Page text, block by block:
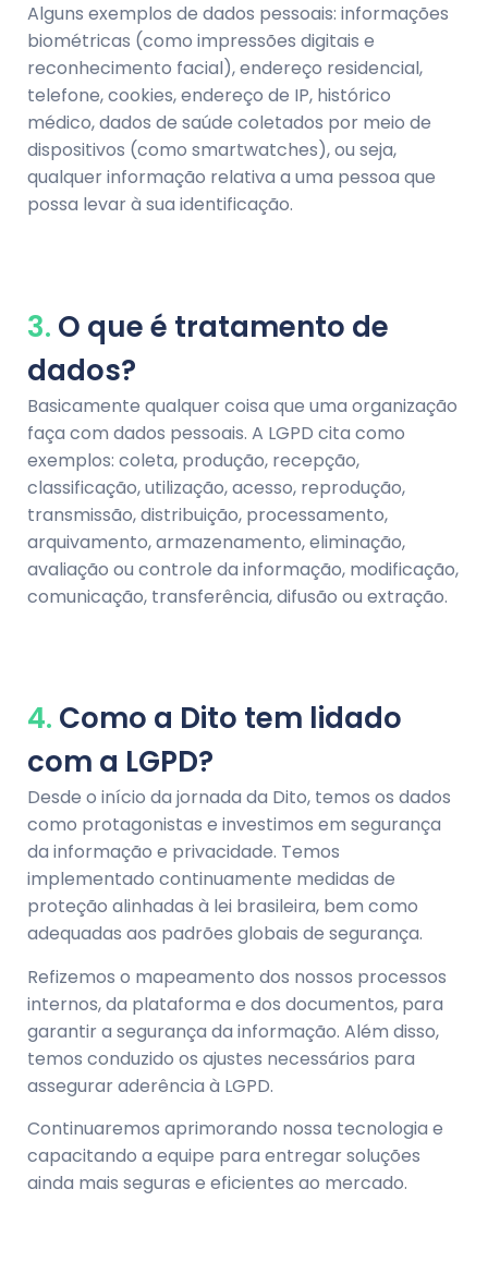
Alguns exemplos de dados pessoais: informações
biométricas (como impressões digitais e
reconhecimento facial), endereço residencial,
telefone, cookies, endereço de IP, histórico
médico, dados de saúde coletados por meio de
dispositivos (como smartwatches), ou seja,
qualquer informação relativa a uma pessoa que
possa levar à sua identificação.
3. O que é tratamento de
dados?
Basicamente qualquer coisa que uma organização
faça com dados pessoais. A LGPD cita como
exemplos: coleta, produção, recepção,
classificação, utilização, acesso, reprodução,
transmissão, distribuição, processamento,
arquivamento, armazenamento, eliminação,
avaliação ou controle da informação, modificação,
comunicação, transferência, difusão ou extração.
4. Como a Dito tem lidado
com a LGPD?
Desde o início da jornada da Dito, temos os dados
como protagonistas e investimos em segurança
da informação e privacidade. Temos
implementado continuamente medidas de
proteção alinhadas à lei brasileira, bem como
adequadas aos padrões globais de segurança.
Refizemos o mapeamento dos nossos processos
internos, da plataforma e dos documentos, para
garantir a segurança da informação. Além disso,
temos conduzido os ajustes necessários para
assegurar aderência à LGPD.
Continuaremos aprimorando nossa tecnologia e
capacitando a equipe para entregar soluções
ainda mais seguras e eficientes ao mercado.